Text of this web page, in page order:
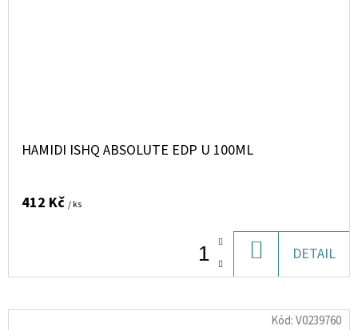
HAMIDI ISHQ ABSOLUTE EDP U 100ML
412 Kč / ks
KOŠÍKU
DETAIL
Kód:V0239760